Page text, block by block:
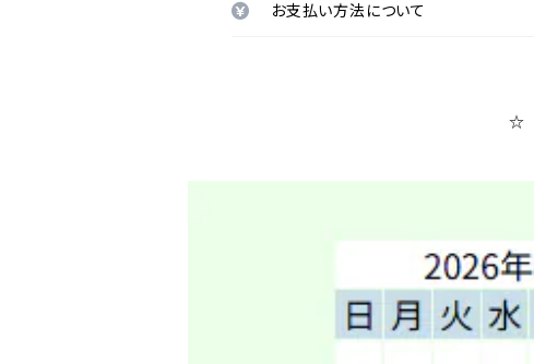
お支払い方法について
☆